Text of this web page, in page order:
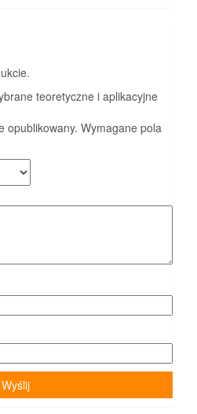
teoretyczne i aplikacyjne
opublikowany. Wymagane pola